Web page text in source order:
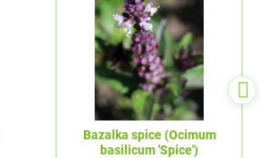
Bazalka spice (Ocimum
basilicum 'Spice')